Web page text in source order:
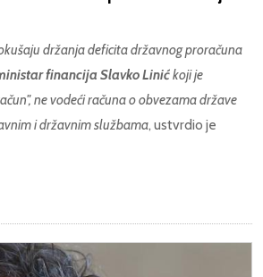
držanja deficita državnog proračuna
financija Slavko Linićkoji je
ne vodeći računa o obvezama države
i državnim službama, ustvrdio je